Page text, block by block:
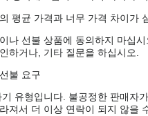
평균 가격과 너무 가격 차이가
나 선불 상품에 동의하지 마십
하거나, 기타 질문을 하십시오.
불 요구
유형입니다. 불공정한 판매자
져서 더 이상 연락이 되지 않을